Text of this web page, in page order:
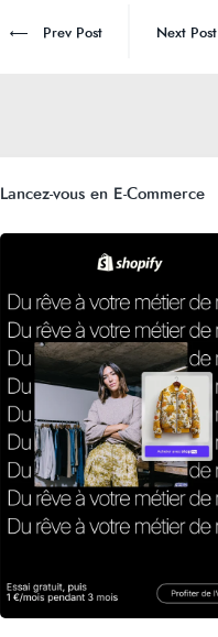
Prev Post Next Post
Lancez-vous en E-Commerce